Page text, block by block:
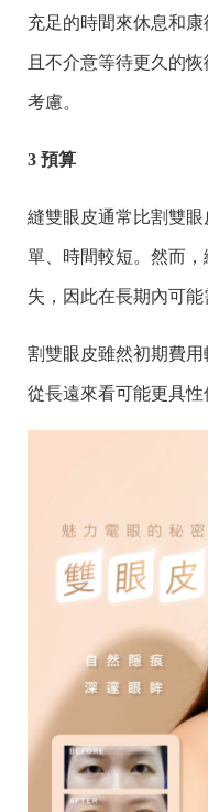
充足的時間來休息和康
且不介意等待更久的
考慮。
3 預算
縫雙眼皮通常比割雙
單、時間較短。然而
失，因此在長期內可能
割雙眼皮雖然初期費用
從長遠來看可能更具性